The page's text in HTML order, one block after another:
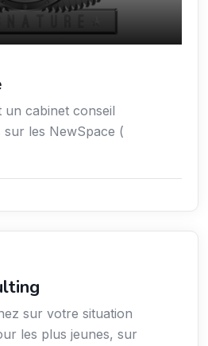
un cabinet conseil
sur les NewSpace (
sur votre situation
les plus jeunes, sur